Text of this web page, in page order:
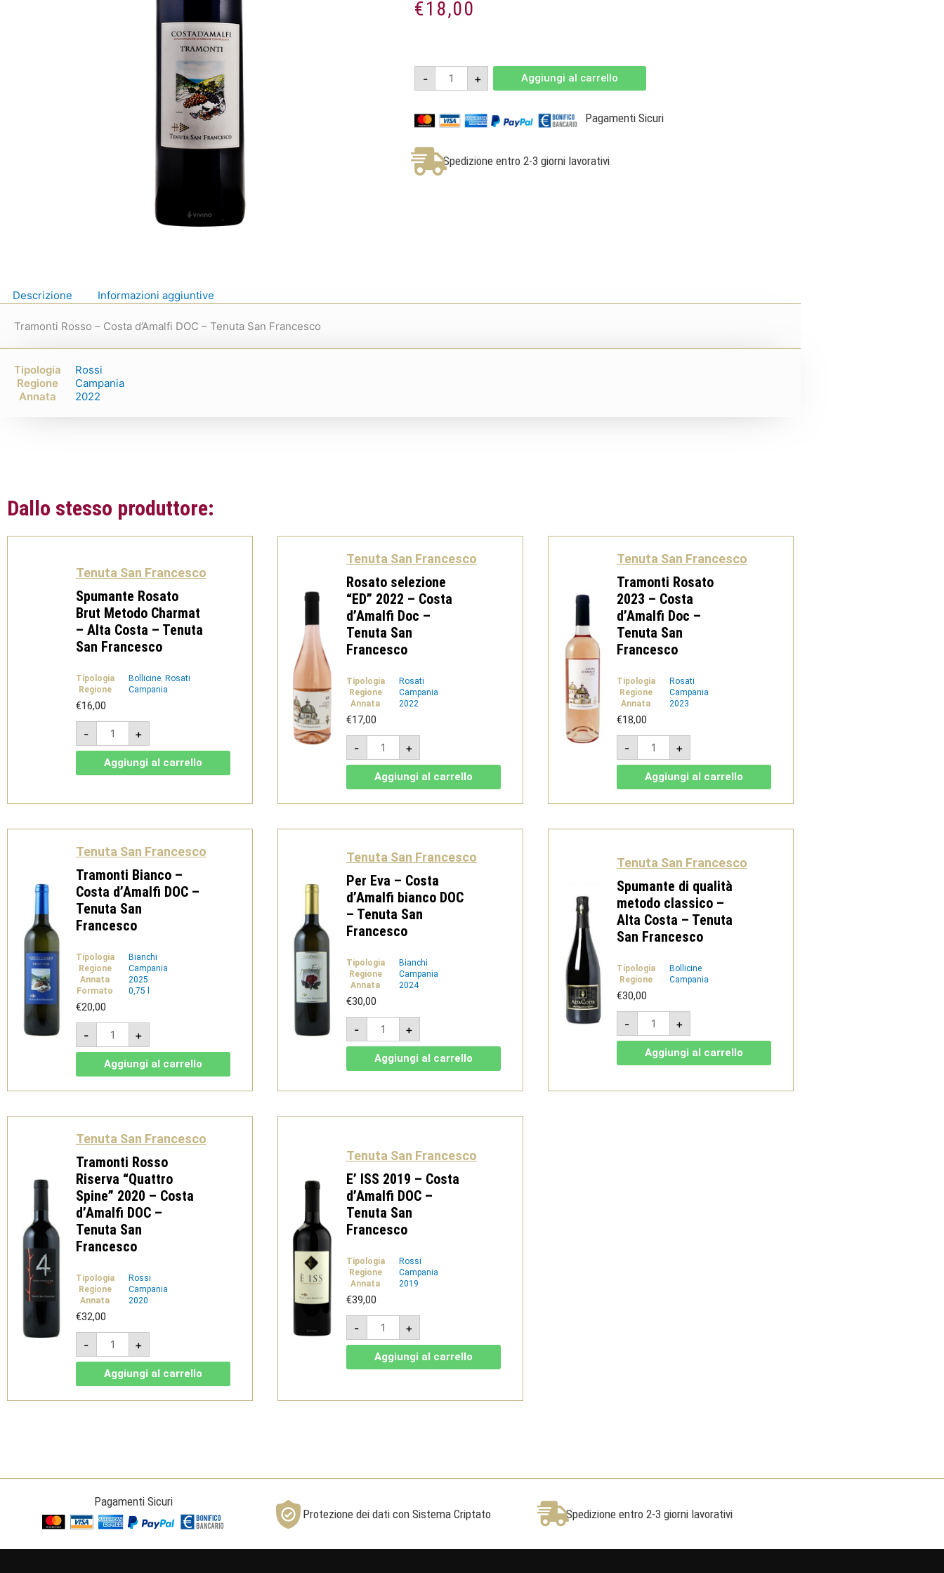
€18,00
-
Tramonti
Rosso
2022
Costa
d'Amalfi
Tenuta
San
Francesco
+ Aggiungi al carrello
Pagamenti Sicuri
Spedizione entro 2-3 giorni lavorativi
Descrizione Informazioni aggiuntive
Tramonti Rosso – Costa d’Amalfi DOC – Tenuta San Francesco
Tipologia
Rossi
Regione
Campania
Annata
2022
Dallo stesso produttore:
Tenuta San Francesco
Spumante Rosato
Brut Metodo Charmat
– Alta Costa – Tenuta
San Francesco
Tipologia Bollicine, Rosati
Regione
Campania
€16,00
-
Spumante
Rosato
Brut
Metodo
Charmat
-
San
quantità
+
Aggiungi al carrello
Tenuta San Francesco
Rosato selezione
“ED” 2022 – Costa
d’Amalfi Doc –
Tenuta San
Francesco
Tipologia
Rosati
Regione
Campania
Annata
2022
€17,00
-
Rosato
selezione
"ED"
2022
Costa
d'Amalfi
Francesco
quantità
+
Aggiungi al carrello
Tenuta San Francesco
Tramonti Rosato
2023 – Costa
d’Amalfi Doc –
Tenuta San
Francesco
Tipologia
Rosati
Regione
Campania
Annata
2023
€18,00
-
Tramonti
Rosato
2023
Costa
d'Amalfi
Doc
quantità
+
Aggiungi al carrello
Tenuta San Francesco
Tramonti Bianco –
Costa d’Amalfi DOC –
Tenuta San
Francesco
Tipologia
Bianchi
Regione
Campania
Annata
2025
Formato
0,75 l
€20,00
-
Tramonti
Bianco
-
Costa
d'Amalfi
DOC
-
quantità
+
Aggiungi al carrello
Tenuta San Francesco
Per Eva – Costa
d’Amalfi bianco DOC
– Tenuta San
Francesco
Tipologia
Bianchi
Regione
Campania
Annata
2024
€30,00
-
Per
Eva
-
Costa
d’Amalfi
bianco
-
San
+
Aggiungi al carrello
Tenuta San Francesco
Spumante di qualità
metodo classico –
Alta Costa – Tenuta
San Francesco
Tipologia
Bollicine
Regione
Campania
€30,00
-
Spumante
qualità
metodo
classico
-
Costa
+
Aggiungi al carrello
Tenuta San Francesco
Tramonti Rosso
Riserva “Quattro
Spine” 2020 – Costa
d’Amalfi DOC –
Tenuta San
Francesco
Tipologia
Rossi
Regione
Campania
Annata
2020
€32,00
-
Tramonti
Rosso
Riserva
"Quattro
Spine"
2020
-
+
Aggiungi al carrello
Tenuta San Francesco
E’ ISS 2019 – Costa
d’Amalfi DOC –
Tenuta San
Francesco
Tipologia
Rossi
Regione
Campania
Annata
2019
€39,00
-
E'
ISS
2019
Costa
d'Amalfi
Tenuta
+
Aggiungi al carrello
Pagamenti Sicuri
Protezione dei dati con Sistema Criptato
Spedizione entro 2-3 giorni lavorativi